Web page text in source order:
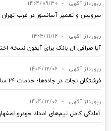
رپورتاژ آگهی •
1404/09/30
سرویس و تعمیر آسانسور در غرب
رپورتاژ آگهی •
1404/11/12
آیا صرافی ال بانک برای آیفون نسخه
رپورتاژ آگهی •
1404/12/06
فرشتگان نجات در جاده‌ها؛ خدمات ۲۴ ساعته امداد خودرو سمنان
رپورتاژ آگهی •
1404/12/06
آمادگی کامل تیم‌های امداد خودرو